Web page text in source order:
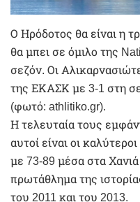
Ο Ηρόδοτος θα είναι η
θα μπει σε όμιλο της
σεζόν. Οι
της ΕΚΑΣΚ με 3-1 στη
(φωτό: athlitiko.gr).
Η τελευταία τους
αυτοί είναι οι
με 73-89 μέσα στα
πρωτάθλημα της
του 2011 και του 2013.